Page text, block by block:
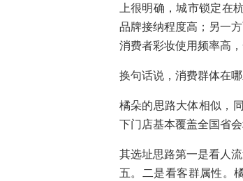
上很明确，城市锁定在
品牌接纳程度高；另一
消费者彩妆使用频率高
换句话说，消费群体在
橘朵的思路大体相似，
下门店基本覆盖全国省会
其选址思路第一是看人
五。二是看客群属性。